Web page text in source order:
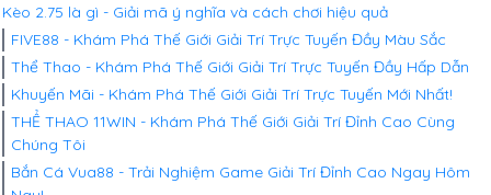
Kèo 2.75 là gì - Giải mã ý nghĩa và cách chơi hiệu quả
FIVE88 - Khám Phá Thế Giới Giải Trí Trực Tuyến Đầy Màu Sắc
Thể Thao - Khám Phá Thế Giới Giải Trí Trực Tuyến Đầy Hấp Dẫn
Khuyến Mãi - Khám Phá Thế Giới Giải Trí Trực Tuyến Mới Nhất!
THỂ THAO 11WIN - Khám Phá Thế Giới Giải Trí Đỉnh Cao Cùng
Chúng Tôi
Bắn Cá Vua88 - Trải Nghiệm Game Giải Trí Đỉnh Cao Ngay Hôm